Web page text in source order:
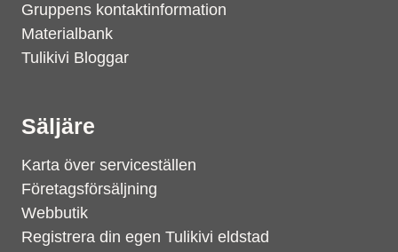
Gruppens kontaktinformation
Materialbank
Tulikivi Bloggar
Säljäre
Karta över serviceställen
Företagsförsäljning
Webbutik
Registrera din egen Tulikivi eldstad